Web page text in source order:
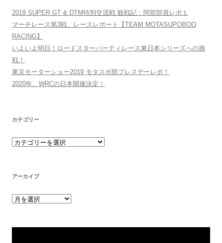
2019 SUPER GT & DTM特別交流戦 観戦記：阿部部員レポ１
マーチレース第3戦、レースレポート【TEAM MOTASUPOBOO
RACING】
いよいよ明日！ロードスターパーティレース東日本シリーズへの挑
戦！
東京モーターショー2019 モタスポ部プレスデーレポ！
2020年、WRCの日本開催決定！
カテゴリー
カテゴリー
アーカイブ
アーカイブ